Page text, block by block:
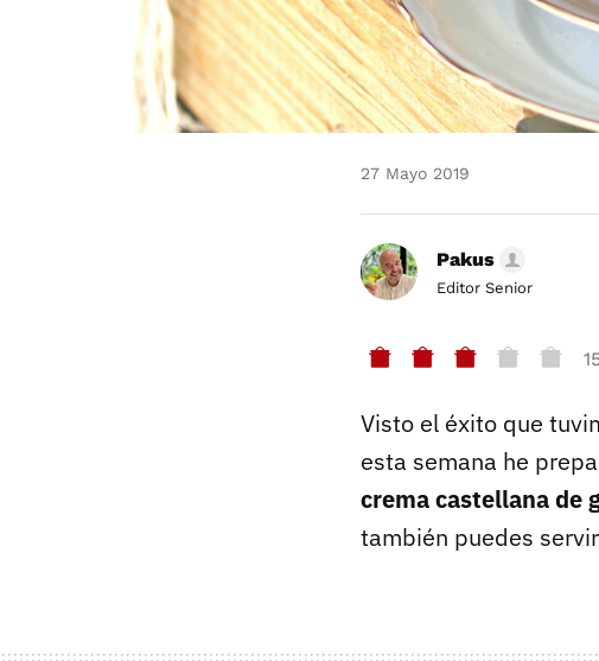
27 Mayo 2019
Pakus
Editor Senior
Visto el éxito que
esta semana he
crema castellana de
también puedes